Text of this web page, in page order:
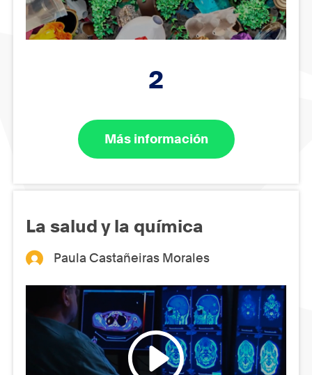
2
Más información
La salud y la química
Paula Castañeiras Morales